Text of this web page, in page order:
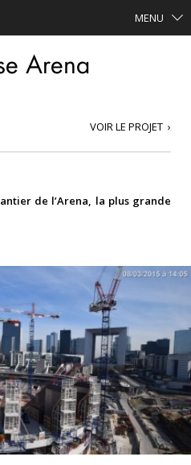
MENU
Arena
VOIR LE PROJET
de l’Arena, la plus grande